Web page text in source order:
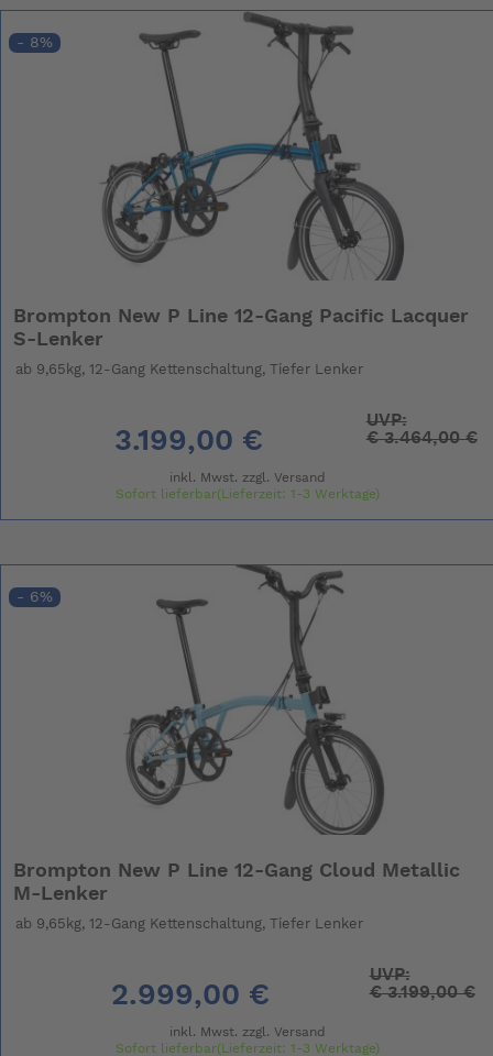
- 8%
Brompton New P Line 12-Gang Pacific Lacquer
S-Lenker
ab 9,65kg, 12-Gang Kettenschaltung, Tiefer Lenker
3.199,00 €
UVP:
€3.464,00 €
inkl. Mwst. zzgl. Versand
Sofort lieferbar(Lieferzeit: 1-3 Werktage)
- 6%
Brompton New P Line 12-Gang Cloud Metallic
M-Lenker
ab 9,65kg, 12-Gang Kettenschaltung, Tiefer Lenker
2.999,00 €
UVP:
€3.199,00 €
inkl. Mwst. zzgl. Versand
Sofort lieferbar(Lieferzeit: 1-3 Werktage)